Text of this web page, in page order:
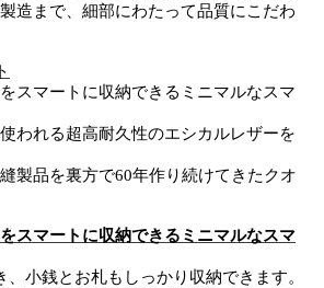
造まで、細部にわたって品質にこだわ
スマートに収納できるミニマルなスマ
われる超高耐久性のエシカルレザーを
製品を裏方で60年作り続けてきたクオ
スマートに収納できるミニマルなスマ
、小銭とお札もしっかり収納できます。